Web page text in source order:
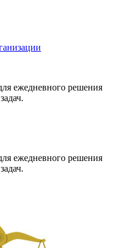
ежедневного решения
ежедневного решения